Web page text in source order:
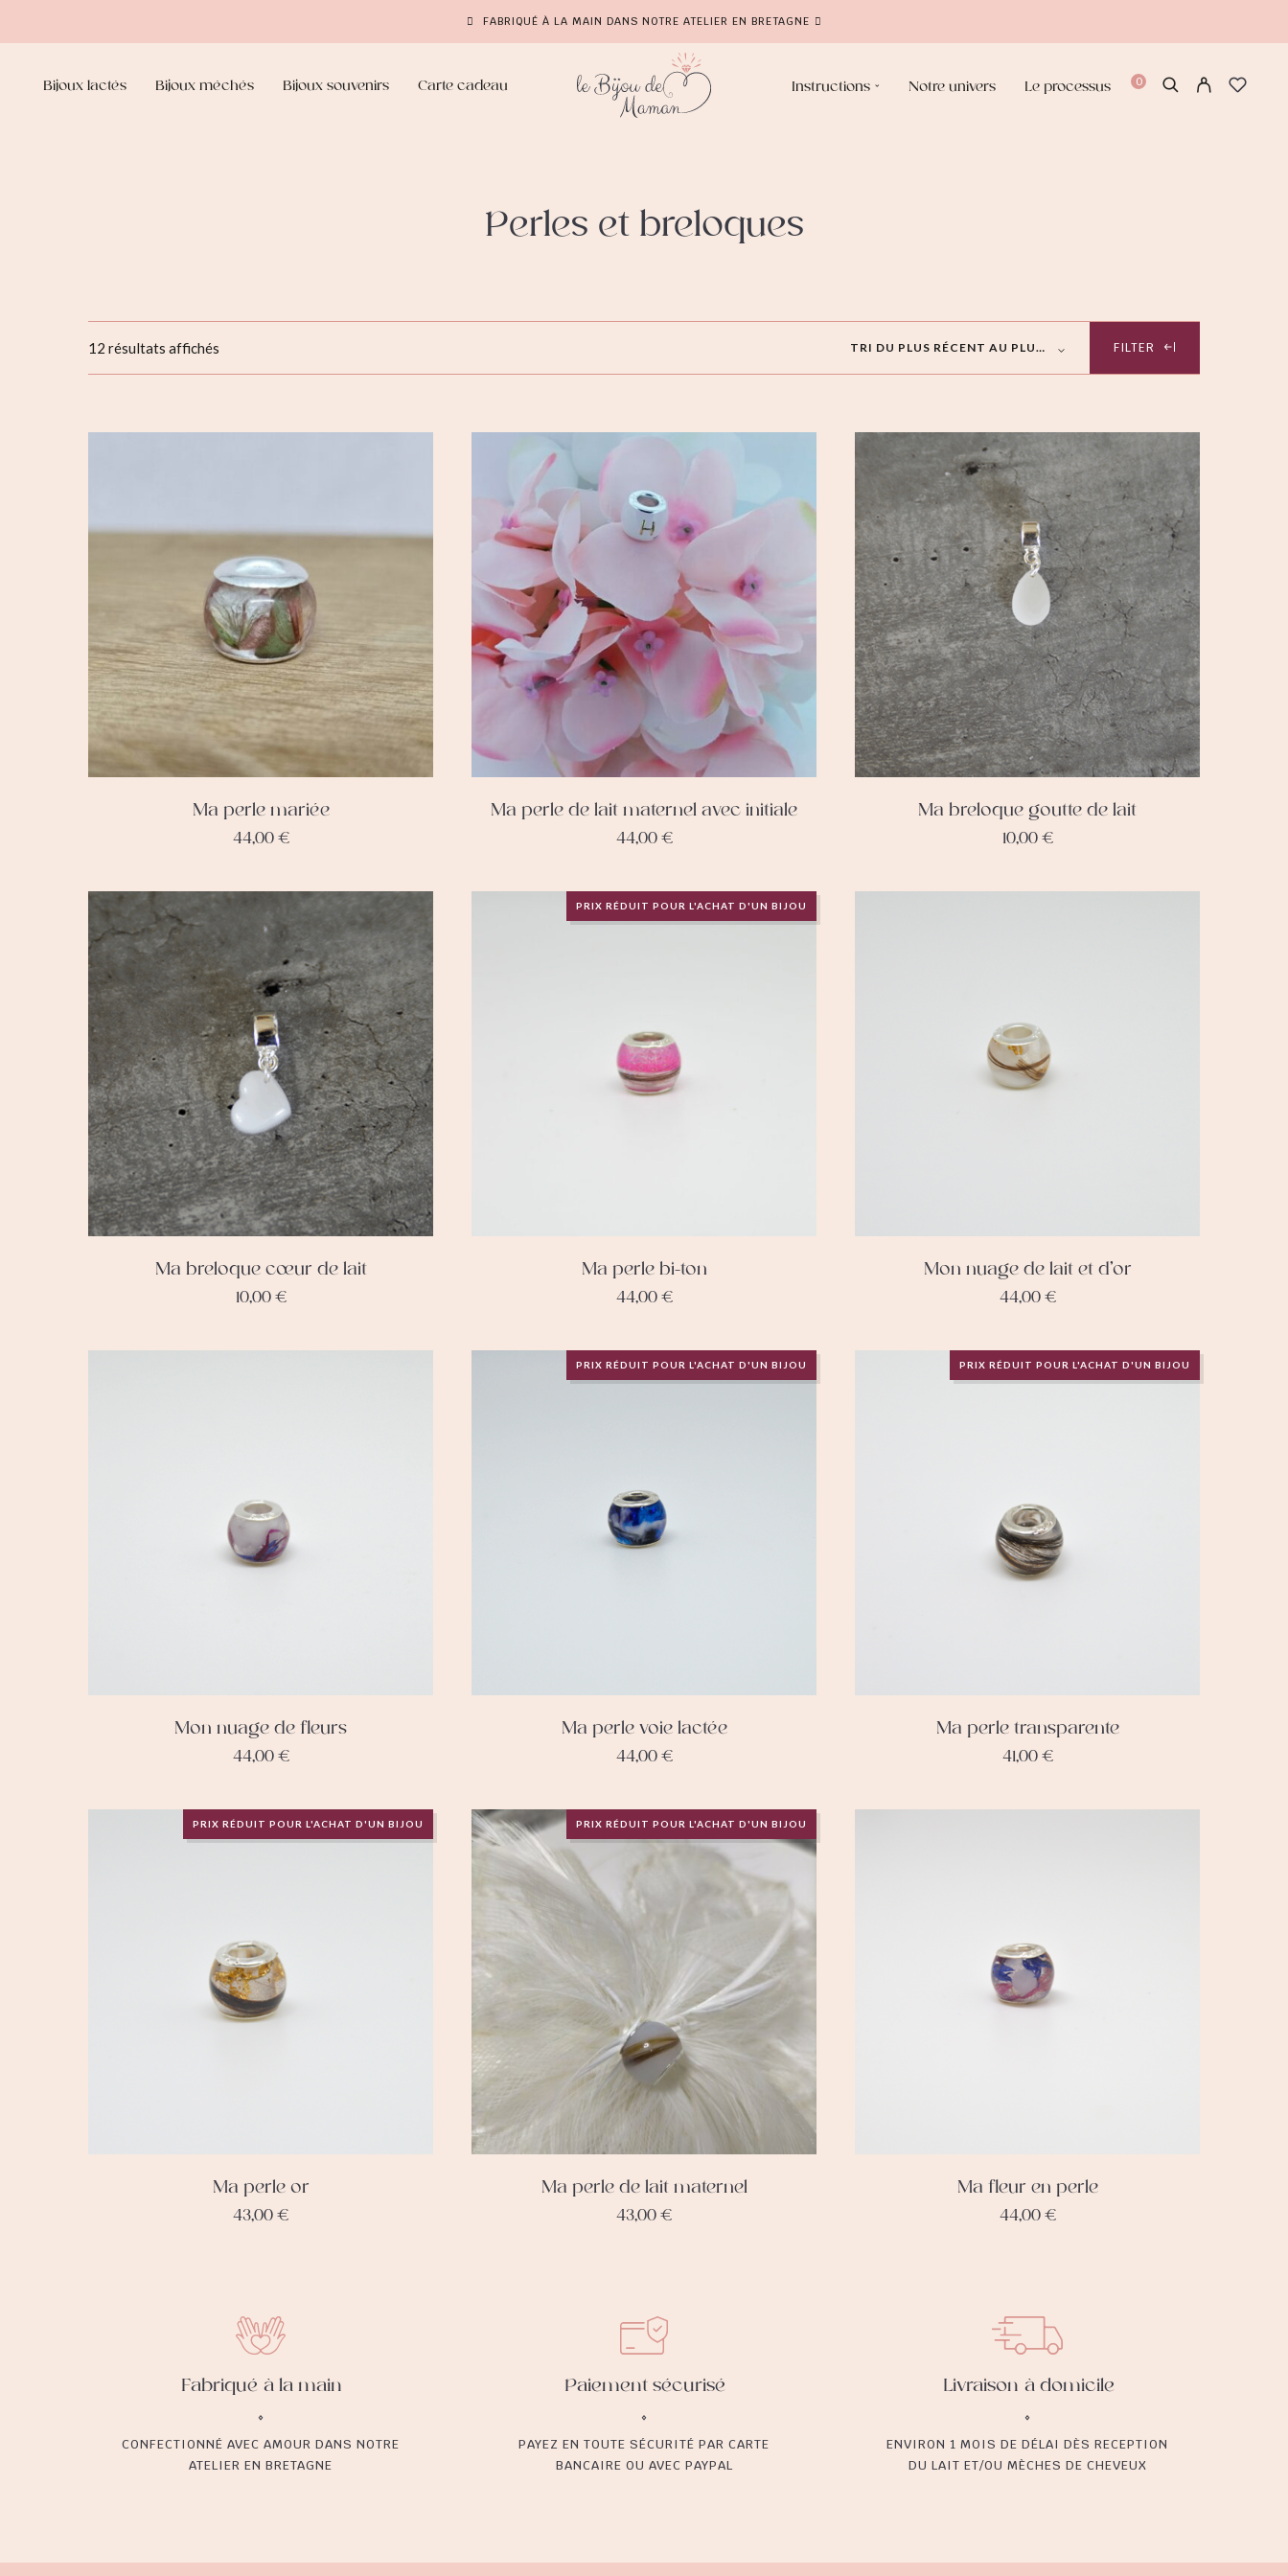
FABRIQUÉ À LA MAIN DANS NOTRE ATELIER EN BRETAGNE
Bijoux lactés Bijoux méchés Bijoux souvenirs Carte cadeau Instructions Notre univers Le processus 0
Perles et breloques
12 résultats affichés TRI DU PLUS RÉCENT AU PLUS ANCIEN FILTER
Ma perle mariée
44,00€
Ma perle de lait maternel avec initiale
44,00€
Ma breloque goutte de lait
10,00€
Ma breloque cœur de lait
10,00€
PRIX RÉDUIT POUR L'ACHAT D'UN BIJOU
Ma perle bi-ton
44,00€
Mon nuage de lait et d’or
44,00€
Mon nuage de fleurs
44,00€
PRIX RÉDUIT POUR L'ACHAT D'UN BIJOU
Ma perle voie lactée
44,00€
PRIX RÉDUIT POUR L'ACHAT D'UN BIJOU
Ma perle transparente
41,00€
PRIX RÉDUIT POUR L'ACHAT D'UN BIJOU
Ma perle or
43,00€
PRIX RÉDUIT POUR L'ACHAT D'UN BIJOU
Ma perle de lait maternel
43,00€
Ma fleur en perle
44,00€
Fabriqué à la main
CONFECTIONNÉ AVEC AMOUR DANS NOTRE
ATELIER EN BRETAGNE
Paiement sécurisé
PAYEZ EN TOUTE SÉCURITÉ PAR CARTE
BANCAIRE OU AVEC PAYPAL
Livraison à domicile
ENVIRON 1 MOIS DE DÉLAI DÈS RECEPTION
DU LAIT ET/OU MÈCHES DE CHEVEUX